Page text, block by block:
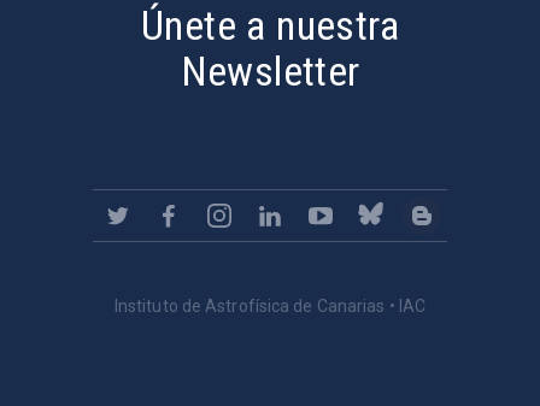
Únete a nuestra
Newsletter
Instituto de Astrofísica de Canarias • IAC